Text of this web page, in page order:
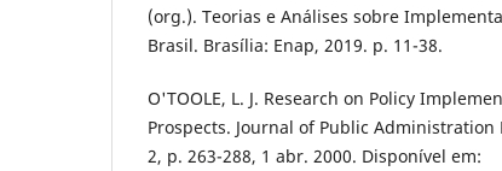
(org.). Teorias e Análises sobre
Brasil. Brasília: Enap, 2019. p. 11-38.
O'TOOLE, L. J. Research on Policy
Prospects. Journal of Public Administration
2, p. 263-288, 1 abr. 2000. Disponível em: